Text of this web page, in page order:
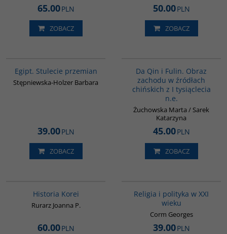
65.00PLN
ZOBACZ
50.00PLN
ZOBACZ
Egipt. Stulecie przemian
Stępniewska-Holzer Barbara
39.00PLN
ZOBACZ
Da Qin i Fulin. Obraz
zachodu w źródłach
chińskich z I tysiąclecia
n.e.
Żuchowska Marta / Sarek
Katarzyna
45.00PLN
ZOBACZ
Historia Korei
Rurarz Joanna P.
60.00PLN
Religia i polityka w XXI
wieku
Corm Georges
39.00PLN